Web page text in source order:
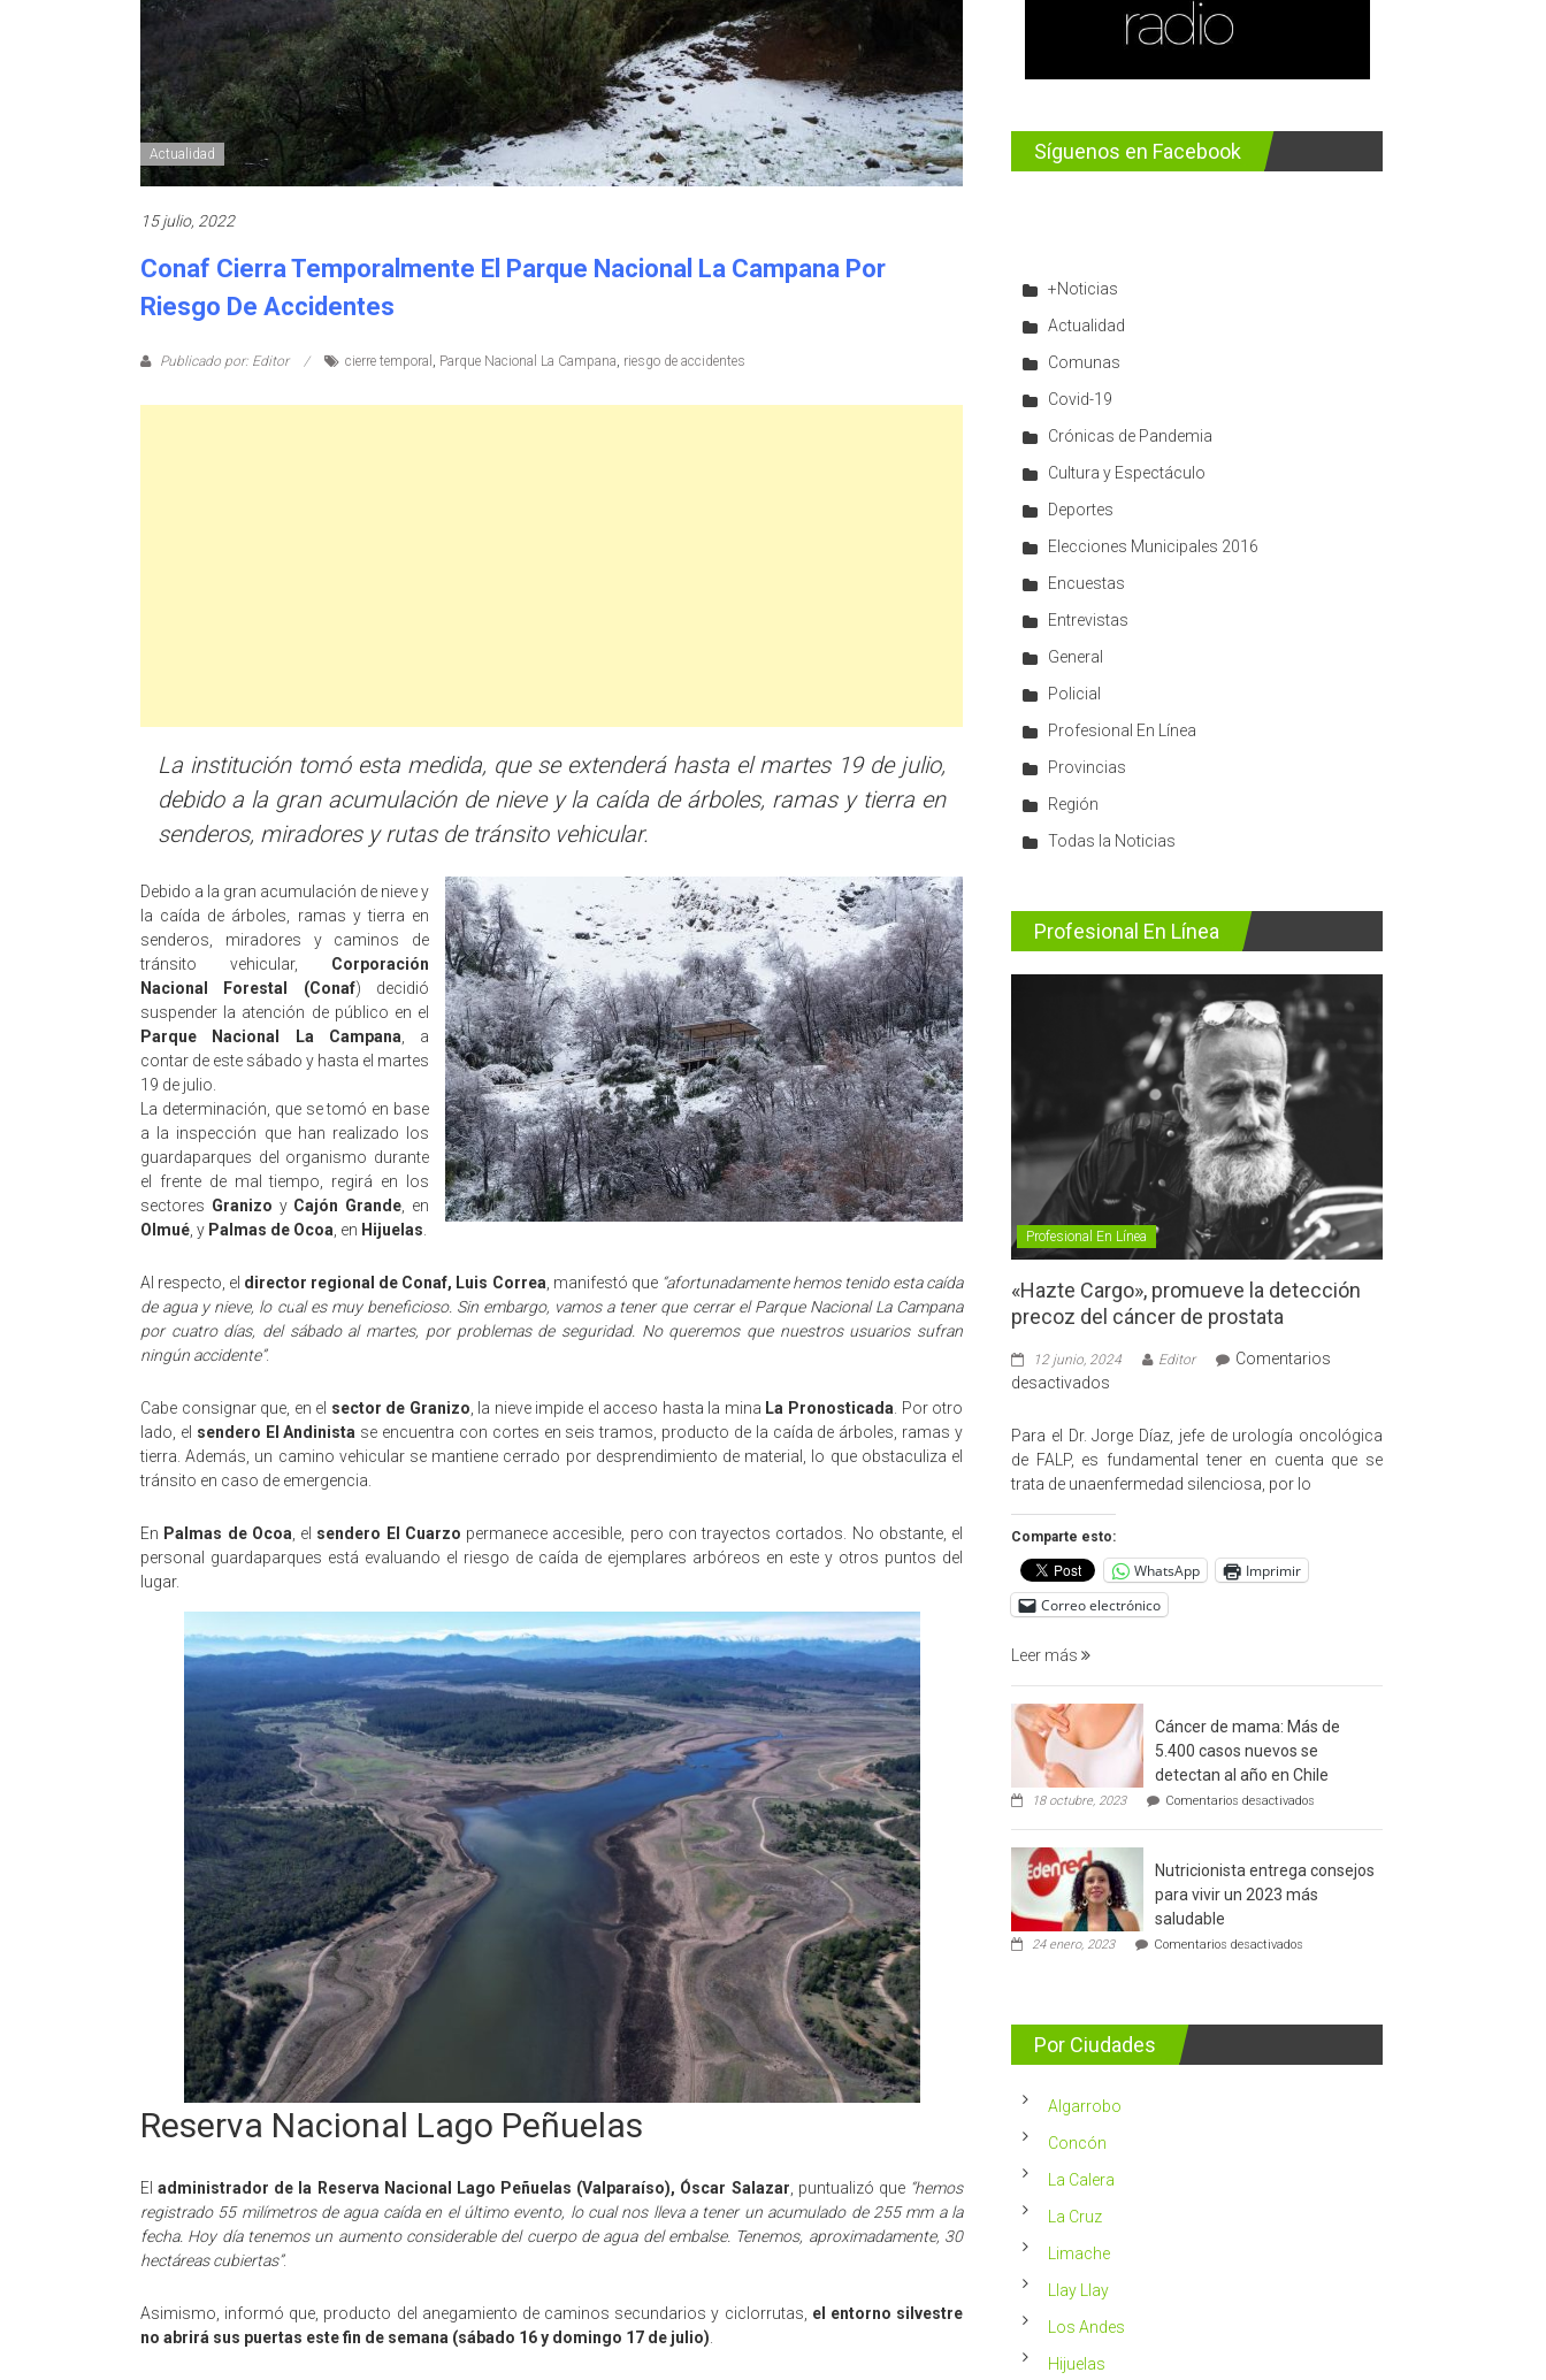
Actualidad
15 julio, 2022
Conaf Cierra Temporalmente El Parque Nacional La Campana Por
Riesgo De Accidentes
Publicado por: Editor cierre temporal , Parque Nacional La Campana, riesgo de accidentes
La institución tomó esta medida, que se extenderá hasta el martes 19 de julio,
debido a la gran acumulación de nieve y la caída de árboles, ramas y tierra en
senderos, miradores y rutas de tránsito vehicular.
Debido a la gran acumulación de nieve y
la caída de árboles, ramas y tierra en
senderos, miradores y caminos de
tránsito vehicular, Corporación
Nacional Forestal (Conaf) decidió
suspender la atención de público en el
Parque Nacional La Campana , a
contar de este sábado y hasta el martes
19 de julio.
La determinación, que se tomó en base
a la inspección que han realizado los
guardaparques del organismo durante
el frente de mal tiempo, regirá en los
sectores Granizo y Cajón Grande , en
Olmué , y Palmas de Ocoa , en Hijuelas
Al respecto, el director regional de Conaf, Luis Correa , manifestó que “afortunadamente hemos tenido esta caída
de agua y nieve, lo cual es muy beneficioso. Sin embargo, vamos a tener que cerrar el Parque Nacional La Campana
por cuatro días, del sábado al martes, por problemas de seguridad. No queremos que nuestros usuarios sufran
ningún accidente”.
Cabe consignar que, en el sector de Granizo , la nieve impide el acceso hasta la mina La Pronosticada . Por otro
lado, el sendero El Andinista se encuentra con cortes en seis tramos, producto de la caída de árboles, ramas y
tierra. Además, un camino vehicular se mantiene cerrado por desprendimiento de material, lo que obstaculiza el
tránsito en caso de emergencia.
En Palmas de Ocoa , el sendero El Cuarzo permanece accesible, pero con trayectos cortados. No obstante, el
personal guardaparques está evaluando el riesgo de caída de ejemplares arbóreos en este y otros puntos del
lugar.
Reserva Nacional Lago Peñuelas
Eladministrador de la Reserva Nacional Lago Peñuelas (Valparaíso), Óscar Salazar , puntualizó que “hemos
registrado 55 milímetros de agua caída en el último evento, lo cual nos lleva a tener un acumulado de 255 mm a la
fecha. Hoy día tenemos un aumento considerable del cuerpo de agua del embalse. Tenemos, aproximadamente, 30
hectáreas cubiertas”.
Asimismo, informó que, producto del anegamiento de caminos secundarios y ciclorrutas, el entorno silvestre
no abrirá sus puertas este fin de semana (sábado 16 y domingo 17 de julio)
Síguenos en Facebook
+Noticias
Actualidad
Comunas
Covid-19
Crónicas de Pandemia
Cultura y Espectáculo
Deportes
Elecciones Municipales 2016
Encuestas
Entrevistas
General
Policial
Profesional En Línea
Provincias
Región
Todas la Noticias
Profesional En Línea
Profesional En Línea
«Hazte Cargo», promueve la detección
precoz del cáncer de prostata
12 junio, 2024 Editor
Comentarios
desactivados
Cargo»,
promueve
la
cáncer
de
prostata
Para el Dr. Jorge Díaz, jefe de urología oncológica
de FALP, es fundamental tener en cuenta que se
trata de unaenfermedad silenciosa, por lo
Comparte esto:
WhatsApp
Imprimir
Correo electrónico
Leer más
Cáncer de mama: Más de
5.400 casos nuevos se
detectan al año en Chile
18 octubre, 2023 Comentarios desactivados
de
Más
Nutricionista entrega consejos
para vivir un 2023 más
saludable
24 enero, 2023 Comentarios desactivados
2023
Por Ciudades
Algarrobo
Concón
La Calera
La Cruz
Limache
Llay Llay
Los Andes
Hijuelas